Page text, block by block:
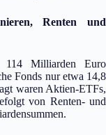
Renten und
114 Milliarden Euro
Fonds nur etwa 14,8
waren Aktien‑ETFs,
von Renten‑ und